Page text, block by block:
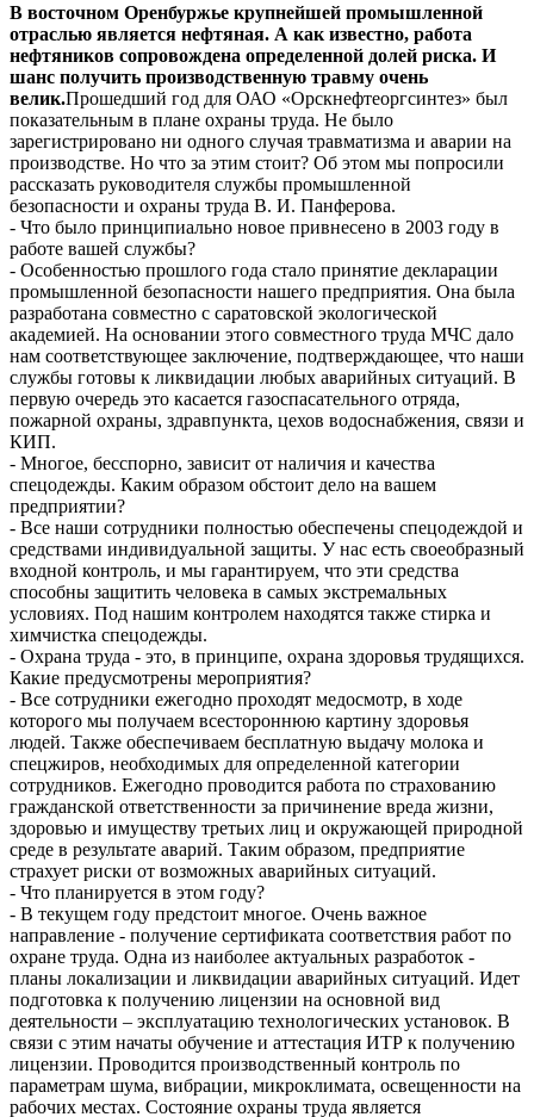
В восточном Оренбуржье крупнейшей промышленной
отраслью является нефтяная. А как известно, работа
нефтяников сопровождена определенной долей риска. И
шанс получить производственную травму очень
велик.Прошедший год для ОАО «Орскнефтеоргсинтез» был
показательным в плане охраны труда. Не было
зарегистрировано ни одного случая травматизма и аварии на
производстве. Но что за этим стоит? Об этом мы попросили
рассказать руководителя службы промышленной
безопасности и охраны труда В. И. Панферова.
- Что было принципиально новое привнесено в 2003 году в
работе вашей службы?
- Особенностью прошлого года стало принятие декларации
промышленной безопасности нашего предприятия. Она была
разработана совместно с саратовской экологической
академией. На основании этого совместного труда МЧС дало
нам соответствующее заключение, подтверждающее, что наши
службы готовы к ликвидации любых аварийных ситуаций. В
первую очередь это касается газоспасательного отряда,
пожарной охраны, здравпункта, цехов водоснабжения, связи и
КИП.
- Многое, бесспорно, зависит от наличия и качества
спецодежды. Каким образом обстоит дело на вашем
предприятии?
- Все наши сотрудники полностью обеспечены спецодеждой и
средствами индивидуальной защиты. У нас есть своеобразный
входной контроль, и мы гарантируем, что эти средства
способны защитить человека в самых экстремальных
условиях. Под нашим контролем находятся также стирка и
химчистка спецодежды.
- Охрана труда - это, в принципе, охрана здоровья трудящихся.
Какие предусмотрены мероприятия?
- Все сотрудники ежегодно проходят медосмотр, в ходе
которого мы получаем всестороннюю картину здоровья
людей. Также обеспечиваем бесплатную выдачу молока и
спецжиров, необходимых для определенной категории
сотрудников. Ежегодно проводится работа по страхованию
гражданской ответственности за причинение вреда жизни,
здоровью и имуществу третьих лиц и окружающей природной
среде в результате аварий. Таким образом, предприятие
страхует риски от возможных аварийных ситуаций.
- Что планируется в этом году?
- В текущем году предстоит многое. Очень важное
направление - получение сертификата соответствия работ по
охране труда. Одна из наиболее актуальных разработок -
планы локализации и ликвидации аварийных ситуаций. Идет
подготовка к получению лицензии на основной вид
деятельности – эксплуатацию технологических установок. В
связи с этим начаты обучение и аттестация ИТР к получению
лицензии. Проводится производственный контроль по
параметрам шума, вибрации, микроклимата, освещенности на
рабочих местах. Состояние охраны труда является